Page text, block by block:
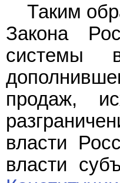
Таким
Закона
системы
продаж,
власти
власти